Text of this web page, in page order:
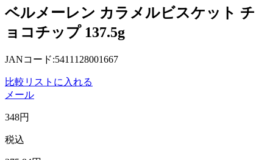
ベルメーレン カラメルビスケット チ
ョコチップ 137.5g
JANコード:5411128001667
比較リストに入れる
メール
348円
税込